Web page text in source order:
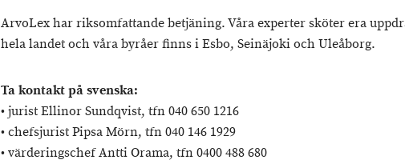
ArvoLex har riksomfattande betjäning. Våra experter sköter era
hela landet och våra byråer finns i Esbo, Seinäjoki och Uleåborg.
Ta kontakt på svenska:
• jurist Ellinor Sundqvist, tfn 040 650 1216
• chefsjurist Pipsa Mörn, tfn 040 146 1929
• värderingschef Antti Orama, tfn 0400 488 680